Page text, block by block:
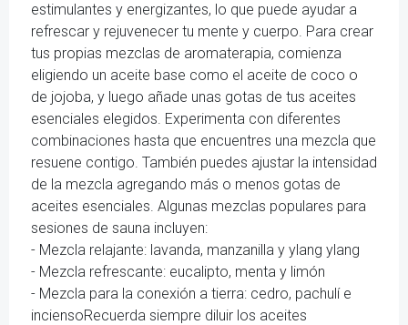
estimulantes y energizantes, lo que puede ayudar a
refrescar y rejuvenecer tu mente y cuerpo. Para crear
tus propias mezclas de aromaterapia, comienza
eligiendo un aceite base como el aceite de coco o
de jojoba, y luego añade unas gotas de tus aceites
esenciales elegidos. Experimenta con diferentes
combinaciones hasta que encuentres una mezcla que
resuene contigo. También puedes ajustar la intensidad
de la mezcla agregando más o menos gotas de
aceites esenciales. Algunas mezclas populares para
sesiones de sauna incluyen:
- Mezcla relajante: lavanda, manzanilla y ylang ylang
- Mezcla refrescante: eucalipto, menta y limón
- Mezcla para la conexión a tierra: cedro, pachulí e
inciensoRecuerda siempre diluir los aceites